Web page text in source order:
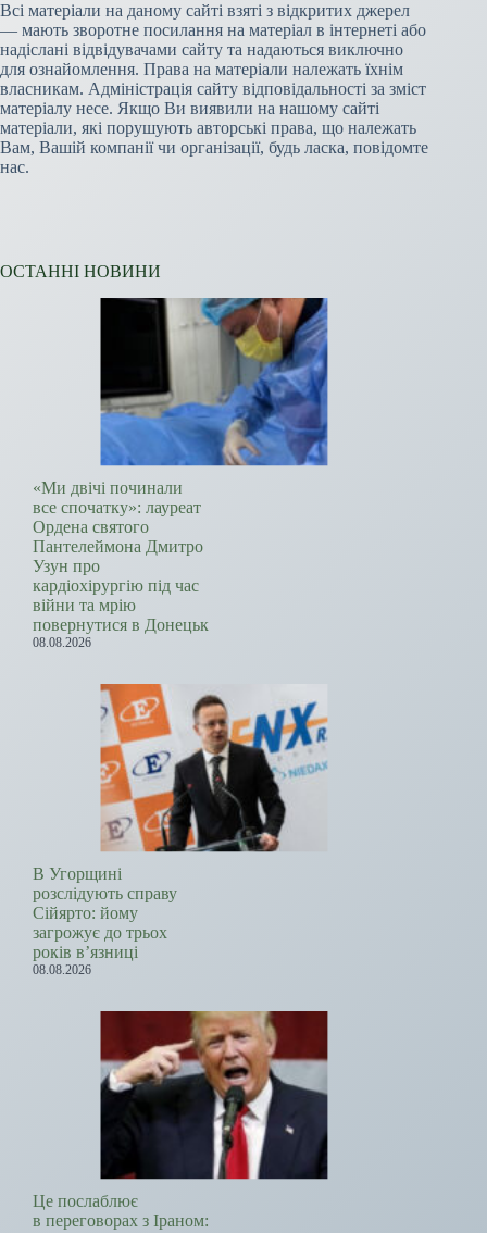
Всі матеріали на даному сайті взяті з відкритих джерел
— мають зворотне посилання на матеріал в інтернеті або
надіслані відвідувачами сайту та надаються виключно
для ознайомлення. Права на матеріали належать їхнім
власникам. Адміністрація сайту відповідальності за зміст
матеріалу несе. Якщо Ви виявили на нашому сайті
матеріали, які порушують авторські права, що належать
Вам, Вашій компанії чи організації, будь ласка, повідомте
нас.
ОСТАННІ НОВИНИ
«Ми двічі починали
все спочатку»: лауреат
Ордена святого
Пантелеймона Дмитро
Узун про
кардіохірургію під час
війни та мрію
повернутися в Донецьк
08.08.2026
В Угорщині
розслідують справу
Сійярто: йому
загрожує до трьох
років в’язниці
08.08.2026
Це послаблює
в переговорах з Іраном: